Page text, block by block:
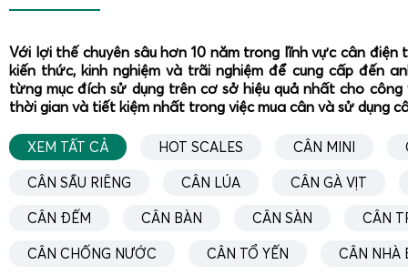
Với lợi thế chuyên sâu hơn 10 năm trong lĩnh vực cân điện
kiến thức, kinh nghiệm và trãi nghiệm để cung cấp đến
từng mục đích sử dụng trên cơ sở hiệu quả nhất cho
thời gian và tiết kiệm nhất trong việc mua cân và sử dụng
XEM TẤT CẢ HOT SCALES CÂN MINI
CÂN SẦU RIÊNG CÂN LÚA CÂN GÀ VỊT
CÂN ĐẾM CÂN BÀN CÂN SÀN CÂN
CÂN CHỐNG NƯỚC CÂN TỔ YẾN CÂN NHÀ